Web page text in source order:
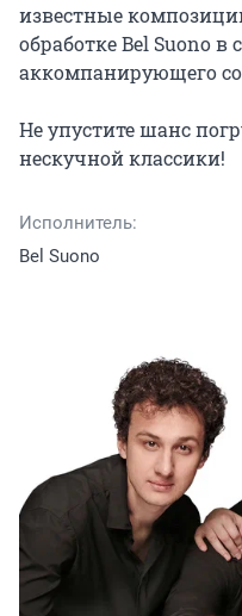
известные
обработке Bel Suono
аккомпанирующего
Не упустите шанс
нескучной классики!
Исполнитель:
Bel Suono